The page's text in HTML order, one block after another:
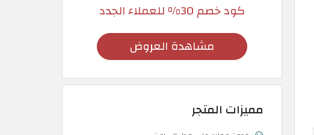
كود خصم 30% للعملاء الجدد
مشاهدة العروض
مميزات المتجر